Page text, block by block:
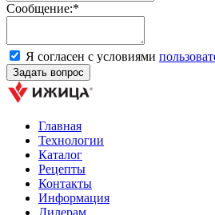
Сообщение:*
Я согласен с условиями
Главная
Технологии
Каталог
Рецепты
Контакты
Информация
Дилерам